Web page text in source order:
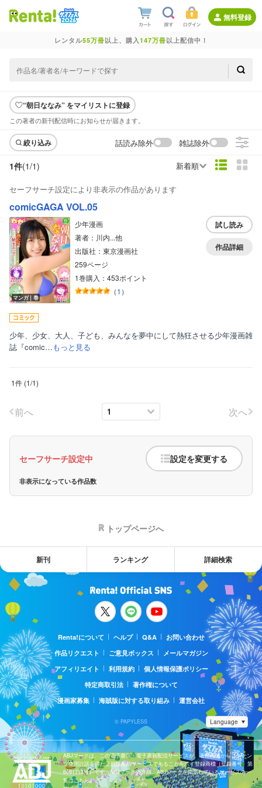
無料登録
レンタル55万冊以上、購入147万冊以上配信中！
“朝日ななみ” をマイリストに登録
この著者の新刊配信時にお知らせが届きます。
絞り込み 話読み除外 雑誌除外
1件(1/1) 新着順
セーフサーチ設定により非表示の作品があります
comicGAGA VOL.05
マンガ｜巻
少年漫画
著者：川内...他
出版社：東京漫画社
259ページ
1巻購入：453ポイント
（1 ）
試し読み
作品詳細
少年、少女、大人、子ども、みんなを夢中にして熱狂させる少年漫画雑
誌『comic…もっと見る
1件 (1/1)
前へ 次へ
セーフサーチ設定中 設定を変更する
非表示になっている作品数
トップページへ
新刊 ランキング 詳細検索
Renta!について ヘルプ Q&A
お問い合わせ
作品リクエスト
ご意見ボックス
メールマガジン
アフィリエイト
利用規約
個人情報保護ポリシー
特定商取引法
著作権について
漫画家募集
海賊版に対する取り組み 運営会社
© PAPYLESS
ABJマークは、この電子書店・電子書籍配信サービスが、著作権者からコンテン
ツ使用許諾を得た正規版配信サービスであることを示す登録商標（登録番号 第
6091713号）です。ABJマークの詳細、ABJマークを掲示しているサービスの一
覧はこちら。